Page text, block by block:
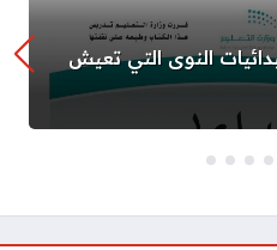
النوى التي تعيش